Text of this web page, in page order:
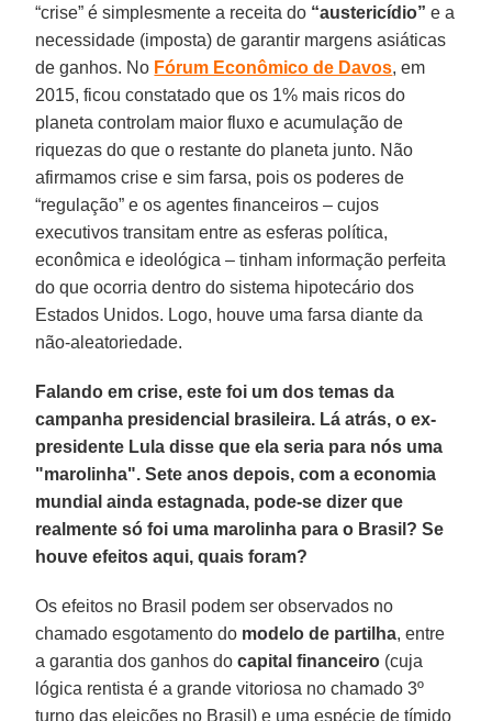
“crise” é simplesmente a receita do “austericídio” e a
necessidade (imposta) de garantir margens asiáticas
de ganhos. No Fórum Econômico de Davos, em
2015, ficou constatado que os 1% mais ricos do
planeta controlam maior fluxo e acumulação de
riquezas do que o restante do planeta junto. Não
afirmamos crise e sim farsa, pois os poderes de
“regulação” e os agentes financeiros – cujos
executivos transitam entre as esferas política,
econômica e ideológica – tinham informação perfeita
do que ocorria dentro do sistema hipotecário dos
Estados Unidos. Logo, houve uma farsa diante da
não-aleatoriedade.
Falando em crise, este foi um dos temas da
campanha presidencial brasileira. Lá atrás, o ex-
presidente Lula disse que ela seria para nós uma
"marolinha". Sete anos depois, com a economia
mundial ainda estagnada, pode-se dizer que
realmente só foi uma marolinha para o Brasil? Se
houve efeitos aqui, quais foram?
Os efeitos no Brasil podem ser observados no
chamado esgotamento do modelo de partilha, entre
a garantia dos ganhos docapital financeiro (cuja
lógica rentista é a grande vitoriosa no chamado 3º
turno das eleições no Brasil) e uma espécie de tímido